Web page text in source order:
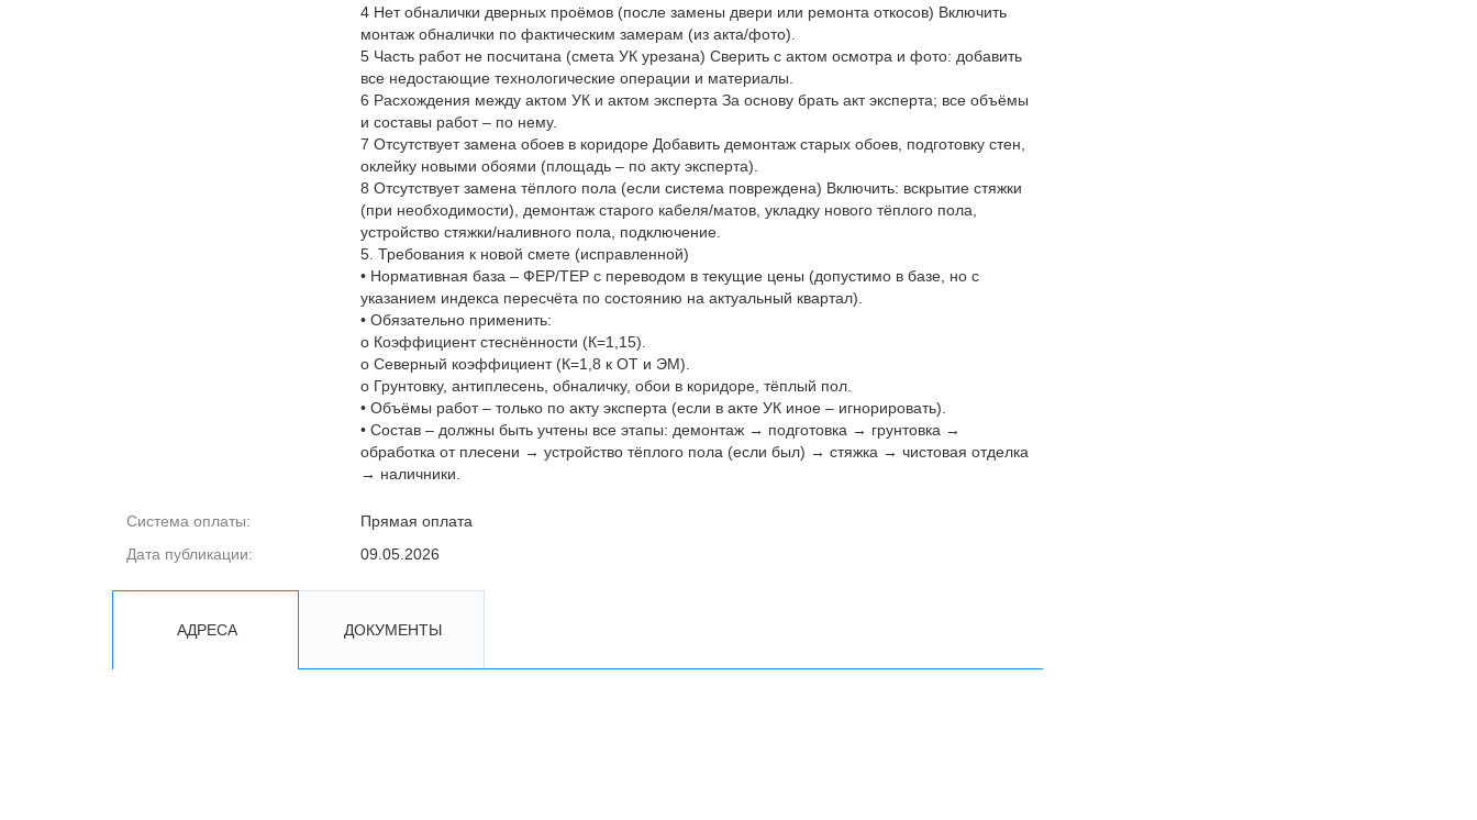
4 Нет обналички дверных проёмов (после замены двери или ремонта откосов) Включить
монтаж обналички по фактическим замерам (из акта/фото).
5 Часть работ не посчитана (смета УК урезана) Сверить с актом осмотра и фото: добавить
все недостающие технологические операции и материалы.
6 Расхождения между актом УК и актом эксперта За основу брать акт эксперта; все объёмы
и составы работ – по нему.
7 Отсутствует замена обоев в коридоре Добавить демонтаж старых обоев, подготовку стен,
оклейку новыми обоями (площадь – по акту эксперта).
8 Отсутствует замена тёплого пола (если система повреждена) Включить: вскрытие стяжки
(при необходимости), демонтаж старого кабеля/матов, укладку нового тёплого пола,
устройство стяжки/наливного пола, подключение.
5. Требования к новой смете (исправленной)
• Нормативная база – ФЕР/ТЕР с переводом в текущие цены (допустимо в базе, но с
указанием индекса пересчёта по состоянию на актуальный квартал).
• Обязательно применить:
o Коэффициент стеснённости (К=1,15).
o Северный коэффициент (К=1,8 к ОТ и ЭМ).
o Грунтовку, антиплесень, обналичку, обои в коридоре, тёплый пол.
• Объёмы работ – только по акту эксперта (если в акте УК иное – игнорировать).
• Состав – должны быть учтены все этапы: демонтаж → подготовка → грунтовка →
обработка от плесени → устройство тёплого пола (если был) → стяжка → чистовая отделка
→ наличники.
Система оплаты:
Прямая оплата
Дата публикации:
09.05.2026
АДРЕСА ДОКУМЕНТЫ